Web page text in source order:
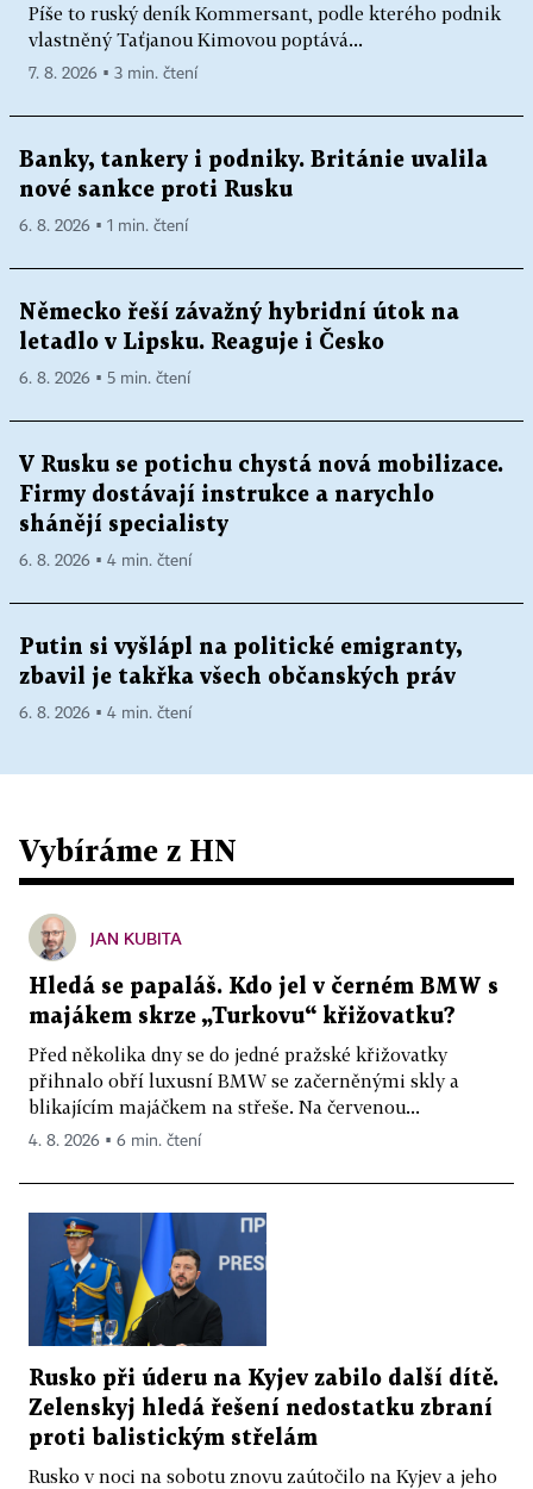
Píše to ruský deník Kommersant, podle kterého podnik
vlastněný Taťjanou Kimovou poptává...
7. 8. 2026 ▪ 3 min. čtení
Banky, tankery i podniky. Británie uvalila
nové sankce proti Rusku
6. 8. 2026 ▪ 1 min. čtení
Německo řeší závažný hybridní útok na
letadlo v Lipsku. Reaguje i Česko
6. 8. 2026 ▪ 5 min. čtení
V Rusku se potichu chystá nová mobilizace.
Firmy dostávají instrukce a narychlo
shánějí specialisty
6. 8. 2026 ▪ 4 min. čtení
Putin si vyšlápl na politické emigranty,
zbavil je takřka všech občanských práv
6. 8. 2026 ▪ 4 min. čtení
Vybíráme z HN
JAN KUBITA
Hledá se papaláš. Kdo jel v černém BMW s
majákem skrze „Turkovu“ křižovatku?
Před několika dny se do jedné pražské křižovatky
přihnalo obří luxusní BMW se začerněnými skly a
blikajícím majáčkem na střeše. Na červenou...
4. 8. 2026 ▪ 6 min. čtení
Rusko při úderu na Kyjev zabilo další dítě.
Zelenskyj hledá řešení nedostatku zbraní
proti balistickým střelám
Rusko v noci na sobotu znovu zaútočilo na Kyjev a jeho